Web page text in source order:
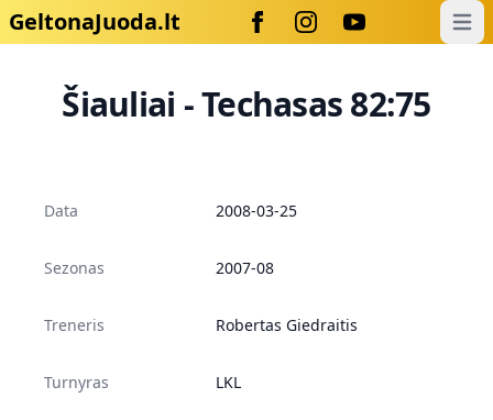
GeltonaJuoda.lt
Šiauliai - Techasas 82:75
Data 2008-03-25
Sezonas 2007-08
Treneris Robertas Giedraitis
Turnyras LKL